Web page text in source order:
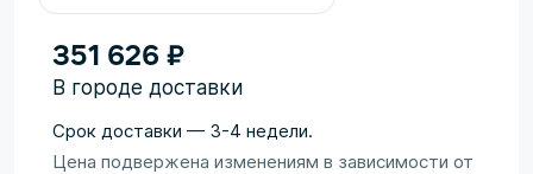
351 626 ₽
В городе доставки
Срок доставки — 3-4 недели.
Цена подвержена изменениям в зависимости от